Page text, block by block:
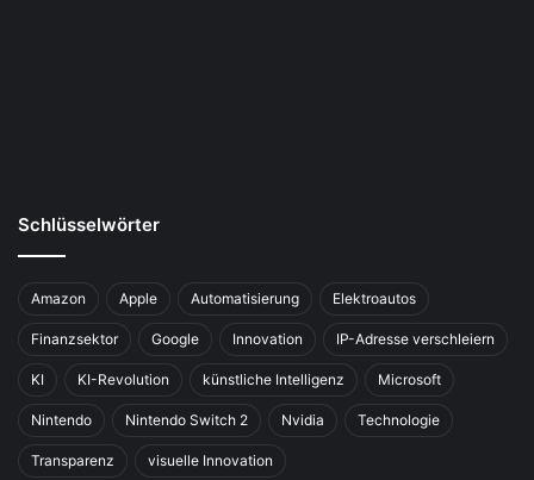
Schlüsselwörter
Amazon Apple Automatisierung Elektroautos
Finanzsektor Google Innovation IP-Adresse verschleiern
KI KI-Revolution künstliche Intelligenz Microsoft
Nintendo Nintendo Switch 2 Nvidia Technologie
Transparenz visuelle Innovation